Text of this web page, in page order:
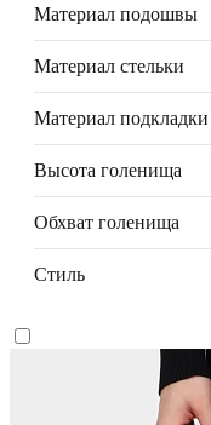
Материал подошвы
Материал стельки
Материал подкладки
Высота голенища
Обхват голенища
Стиль